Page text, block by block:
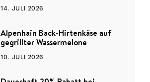
14. JULI 2026
Alpenhain Back-Hirtenkäse auf
gegrillter Wassermelone
10. JULI 2026